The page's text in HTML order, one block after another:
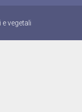
vegetali